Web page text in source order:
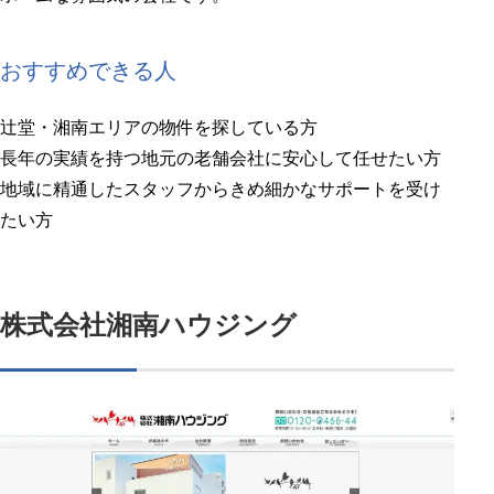
おすすめできる人
辻堂・湘南エリアの物件を探している方
長年の実績を持つ地元の老舗会社に安心して任せたい方
地域に精通したスタッフからきめ細かなサポートを受け
たい方
株式会社湘南ハウジング